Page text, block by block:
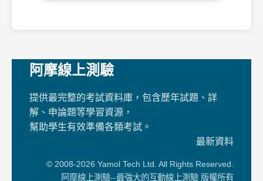
阿摩線上測驗
提供最完整的考試資料庫，包含歷年試題、詳
解、申論題等學習資源，
幫助學生有效準備各類考試。
最新資料
© 2008-2026 Yamol Tech Ltd. All Rights Reserved.
阿摩線上測驗--最強大的互動線上測驗 版權所有